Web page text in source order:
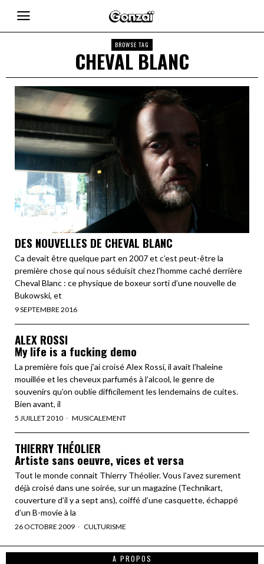
BROWSE TAG
CHEVAL BLANC
DES NOUVELLES DE CHEVAL BLANC
Ca devait être quelque part en 2007 et c’est peut-être la
première chose qui nous séduisit chez l’homme caché derrière
Cheval Blanc : ce physique de boxeur sorti d’une nouvelle de
Bukowski, et
9 SEPTEMBRE 2016
ALEX ROSSI
My life is a fucking demo
La première fois que j’ai croisé Alex Rossi, il avait l’haleine
mouillée et les cheveux parfumés à l’alcool, le genre de
souvenirs qu’on oublie difficilement les lendemains de cuites.
Bien avant, il
5 JUILLET 2010 MUSICALEMENT
THIERRY THÉOLIER
Artiste sans oeuvre, vices et versa
Tout le monde connait Thierry Théolier. Vous l’avez surement
déjà croisé dans une soirée, sur un magazine (Technikart,
couverture d’il y a sept ans), coiffé d’une casquette, échappé
d’un B-movie à la
26 OCTOBRE 2009 CULTURISME
A PROPOS